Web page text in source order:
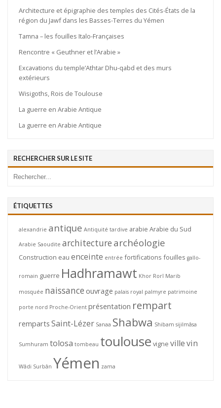
Architecture et épigraphie des temples des Cités-États de la
région du Jawf dans les Basses-Terres du Yémen
Tamna – les fouilles Italo-Françaises
Rencontre « Geuthner et l’Arabie »
Excavations du temple’Athtar Dhu-qabd et des murs
extérieurs
Wisigoths, Rois de Toulouse
La guerre en Arabie Antique
La guerre en Arabie Antique
RECHERCHER SUR LE SITE
ÉTIQUETTES
alexandrie antique Antiquité tardive arabie Arabie du Sud
Arabie Saoudite architecture archéologie
Construction eau enceinte entrée fortifications fouilles gallo-
romain guerre Hadhramawt Khor Rorî Marib
mosquée naissance ouvrage palais royal palmyre patrimoine
porte nord Proche-Orient présentation rempart
remparts Saint-Lézer Sanaa Shabwa Shibam sijilmâsa
Sumhuram tolosa tombeau toulouse vigne villevin
Wâdi Surbân Yémen zama